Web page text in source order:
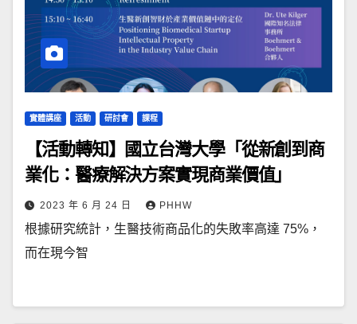
實體講座 活動 研討會 課程
【活動轉知】國立台灣大學「從新創到商
業化：醫療解決方案實現商業價值」
2023 年 6 月 24 日 PHHW
根據研究統計，生醫技術商品化的失敗率高達 75%，
而在現今智